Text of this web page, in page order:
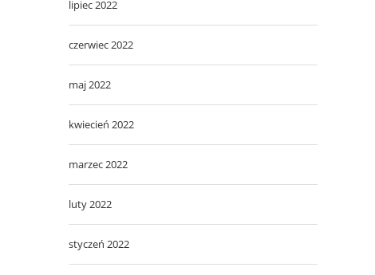
lipiec 2022
czerwiec 2022
maj 2022
kwiecień 2022
marzec 2022
luty 2022
styczeń 2022